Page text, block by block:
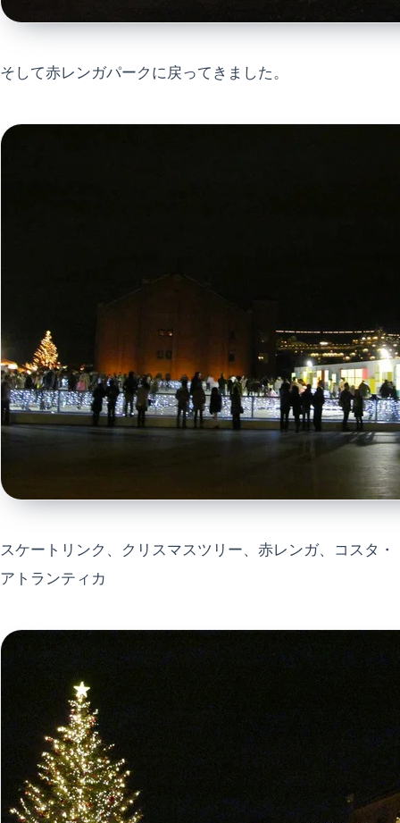
そして赤レンガパークに戻ってきました。
スケートリンク、クリスマスツリー、赤レンガ、コスタ・
アトランティカ